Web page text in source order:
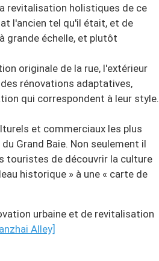
revitalisation holistiques de ce
l'ancien tel qu'il était, et de
grande échelle, et plutôt
originale de la rue, l'extérieur
rénovations adaptatives,
qui correspondent à leur style.
et commerciaux les plus
du Grand Baie. Non seulement il
touristes de découvrir la culture
historique » à une « carte de
urbaine et de revitalisation
Alley]